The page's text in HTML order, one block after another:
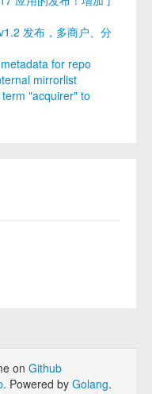
发布，多商户、分
for repo
mirrorlist
"acquirer" to
on Github
. Powered by Golang.